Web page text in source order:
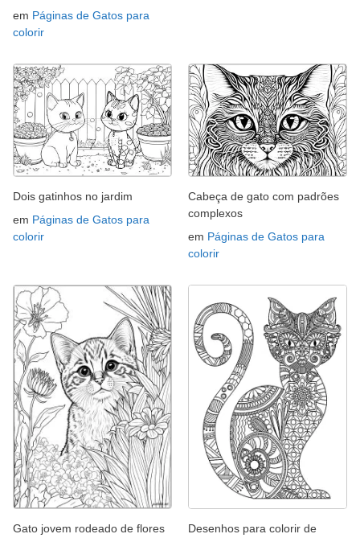
em Páginas de Gatos para
colorir
Dois gatinhos no jardim
em Páginas de Gatos para
colorir
Cabeça de gato com padrões
complexos
em Páginas de Gatos para
colorir
Gato jovem rodeado de flores
Desenhos para colorir de